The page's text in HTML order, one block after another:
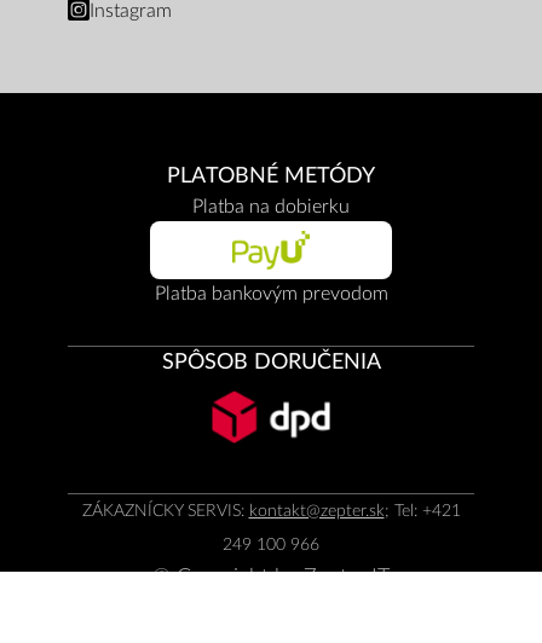
Instagram
PLATOBNÉ METÓDY
Platba na dobierku
Platba bankovým prevodom
SPÔSOB DORUČENIA
ZÁKAZNÍCKY SERVIS: kontakt@zepter.sk; Tel: +421
249 100 966
© Copyright byZepter IT